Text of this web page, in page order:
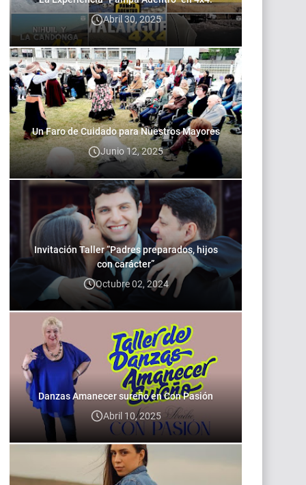
Abril 30, 2025
Un Faro de Cuidado para Nuestros Mayores
Junio 12, 2025
Invitación Taller “Padres preparados, hijos
con carácter”
Octubre 02, 2024
Danzas Amanecer sureño en Con Pasión
Abril 10, 2025